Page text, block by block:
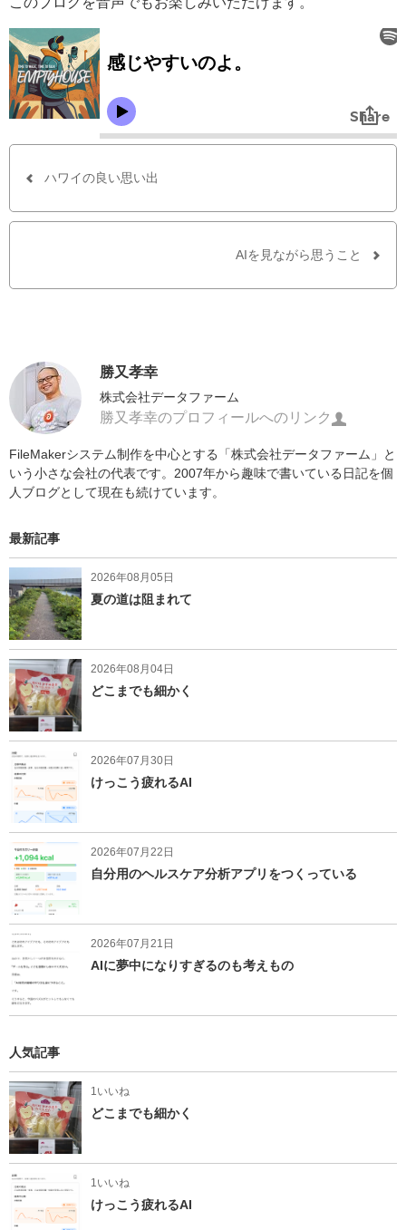
ハワイの良い思い出
AIを見ながら思うこと
勝又孝幸
株式会社データファーム
勝又孝幸のプロフィールへのリンク
FileMakerシステム制作を中心とする「株式会社データファーム」と
いう小さな会社の代表です。2007年から趣味で書いている日記を個
人ブログとして現在も続けています。
最新記事
2026年08月05日
夏の道は阻まれて
2026年08月04日
どこまでも細かく
2026年07月30日
けっこう疲れるAI
2026年07月22日
自分用のヘルスケア分析アプリをつくっている
2026年07月21日
AIに夢中になりすぎるのも考えもの
人気記事
1いいね
どこまでも細かく
1いいね
けっこう疲れるAI